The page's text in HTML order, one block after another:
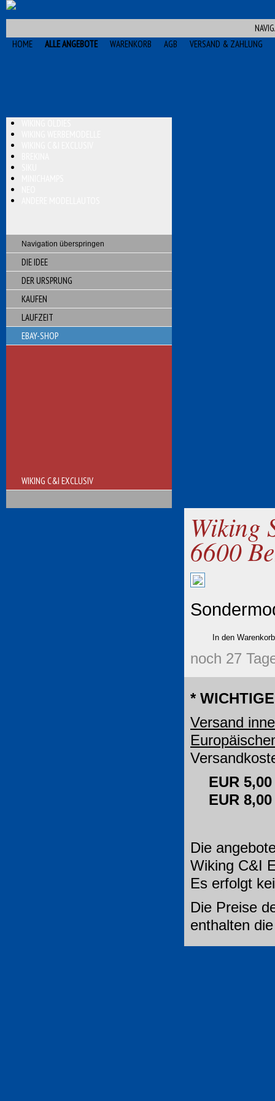
HOME
ALLE ANGEBOTE WARENKORB AGB VERSAND & ZAHLUNG
Navigation überspringen
DIE IDEE
DER URSPRUNG
KAUFEN
LAUFZEIT
EBAY-SHOP
WIKING C&I EXCLUSIV
Wiking
6600
noch 27
*
Versand
EUR 5,00
EUR
Die
Wiking C&I
Es erfolgt
Die Preise
enthalten